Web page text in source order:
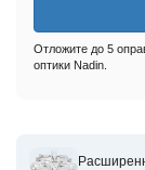
Отложите до 5
оптики Nadin.